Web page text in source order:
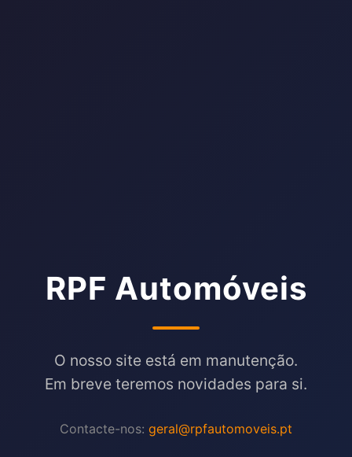
RPF Automóveis
O nosso site está em manutenção.
Em breve teremos novidades para si.
Contacte-nos: geral@rpfautomoveis.pt